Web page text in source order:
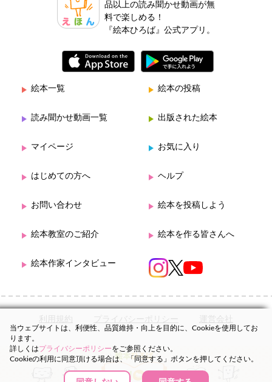
品以上の読み聞かせ動画が無
料で楽しめる！
『絵本ひろば』公式アプリ。
絵本一覧 絵本の投稿
読み聞かせ動画一覧 出版された絵本
マイページ お気に入り
はじめての方へ ヘルプ
お問い合わせ 絵本を投稿しよう
絵本教室のご紹介 絵本を作る皆さんへ
絵本作家インタビュー
利用規約 プライバシーポリシー 運営会社
当ウェブサイトは、利便性、品質維持・向上を目的に、Cookieを使用してお
ります。
詳しくはプライバシーポリシーをご参照ください。
Cookieの利用に同意頂ける場合は、「同意する」ボタンを押してください。